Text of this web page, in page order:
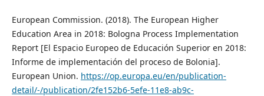
European Commission. (2018). The European Higher
Education Area in 2018: Bologna Process Implementation
Report [El Espacio Europeo de Educación Superior en 2018:
Informe de implementación del proceso de Bolonia].
European Union. https://op.europa.eu/en/publication-
detail/-/publication/2fe152b6-5efe-11e8-ab9c-